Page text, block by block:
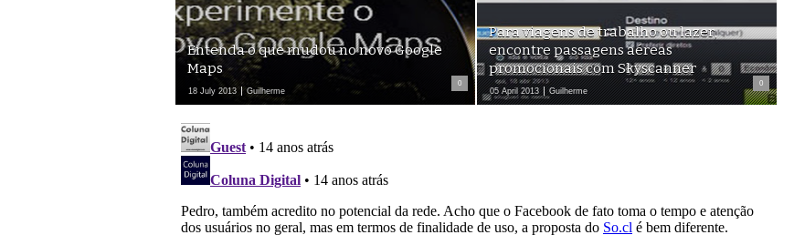
Entenda o que mudou no novo Google
Maps
18 July 2013 Guilherme
0
Para viagens de trabalho ou lazer,
encontre passagens aéreas
promocionais com Skyscanner
05 April 2013 Guilherme
0